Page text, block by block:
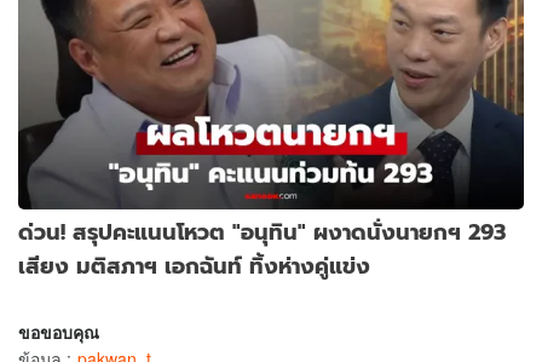
ด่วน! สรุปคะแนนโหวต "อนุทิน" ผงาดนั่งนายกฯ 293
เสียง มติสภาฯ เอกฉันท์ ทิ้งห่างคู่แข่ง
ขอขอบคุณ